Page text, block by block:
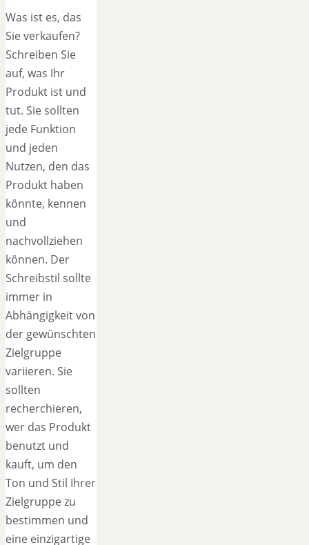
Was ist es, das
Sie verkaufen?
Schreiben Sie
auf, was Ihr
Produkt ist und
tut. Sie sollten
jede Funktion
und jeden
Nutzen, den das
Produkt haben
könnte, kennen
und
nachvollziehen
können. Der
Schreibstil sollte
immer in
Abhängigkeit von
der gewünschten
Zielgruppe
variieren. Sie
sollten
recherchieren,
wer das Produkt
benutzt und
kauft, um den
Ton und Stil Ihrer
Zielgruppe zu
bestimmen und
eine einzigartige